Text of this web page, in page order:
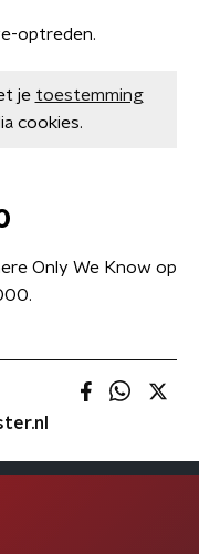
optreden.
je toestemming
cookies.
Only We Know op